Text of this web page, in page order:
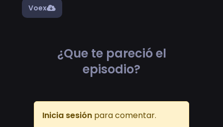
Voex
¿Que te pareció el
episodio?
Inicia sesión para comentar.